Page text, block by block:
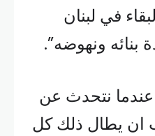
في لبنان
بنائه ونهوضه”.
عندما نتحدث عن
ان يطال ذلك كل